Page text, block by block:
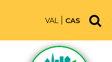
VAL CAS